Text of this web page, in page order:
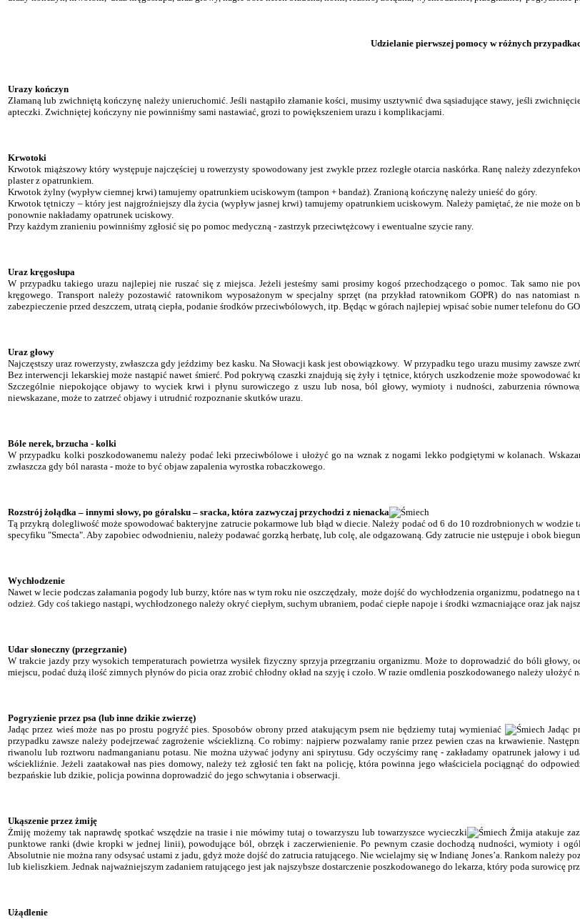
Udzielanie pierwszej pomocy w różnych
Urazy kończyn
Złamaną lub zwichniętą kończynę należy unieruchomić. Jeśli nastąpiło złamanie kości, musimy usztywnić dwa sąsiadujące stawy, jeśli
apteczki. Zwichniętej kończyny nie powinniśmy sami nastawiać, grozi to powiększeniem urazu i komplikacjami.
Krwotoki
Krwotok miąższowy który występuje najczęściej u rowerzysty spowodowany jest zwykle przez rozległe otarcia naskórka. Ranę należy
plaster z opatrunkiem.
Krwotok żylny (wypływ ciemnej krwi) tamujemy opatrunkiem uciskowym (tampon + bandaż). Zranioną kończynę należy unieść do góry.
Krwotok tętniczy – który jest najgroźniejszy dla życia (wypływ jasnej krwi) tamujemy opatrunkiem uciskowym. Należy pamiętać, że nie może
ponownie nakładamy opatrunek uciskowy.
Przy każdym zranieniu powinniśmy zgłosić się po pomoc medyczną - zastrzyk przeciwtężcowy i ewentualne szycie rany.
Uraz kręgosłupa
W przypadku takiego urazu najlepiej nie ruszać się z miejsca. Jeżeli jesteśmy sami prosimy kogoś przechodzącego o pomoc. Tak samo nie
kręgowego. Transport należy pozostawić ratownikom wyposażonym w specjalny sprzęt (na przykład ratownikom GOPR) do nas
zabezpieczenie przed deszczem, utratą ciepła, podanie środków przeciwbólowych, itp. Będąc w górach najlepiej wpisać sobie numer telefonu do
Uraz głowy
Najczęstszy uraz rowerzysty, zwłaszcza gdy jeździmy bez kasku. Na Słowacji kask jest obowiązkowy. W przypadku tego urazu musimy zawsze
Bez interwencji lekarskiej może nastąpić nawet śmierć. Pod pokrywą czaszki znajdują się żyły i tętnice, których uszkodzenie może
Szczególnie niepokojące objawy to wyciek krwi i płynu surowiczego z uszu lub nosa, ból głowy, wymioty i nudności, zaburzenia
niewskazane, może to zatrzeć objawy i utrudnić rozpoznanie skutków urazu.
Bóle nerek, brzucha - kolki
W przypadku kolki poszkodowanemu należy podać leki przeciwbólowe i ułożyć go na wznak z nogami lekko podgiętymi w kolanach.
zwłaszcza gdy ból narasta - może to być objaw zapalenia wyrostka robaczkowego.
Rozstrój żołądka – innymi słowy, po góralsku – sracka, która zazwyczaj przychodzi z nienacka
Tą przykrą dolegliwość może spowodować bakteryjne zatrucie pokarmowe lub błąd w diecie. Należy podać od 6 do 10 rozdrobnionych w
specyfiku "Smecta". Aby zapobiec odwodnieniu, należy podawać gorzką herbatę, lub colę, ale odgazowaną. Gdy zatrucie nie ustępuje i obok
Wychłodzenie
Nawet w lecie podczas załamania pogody lub burzy, które nas w tym roku nie oszczędzały, może dojść do wychłodzenia organizmu, podatnego
odzież. Gdy coś takiego nastąpi, wychłodzonego należy okryć ciepłym, suchym ubraniem, podać ciepłe napoje i środki wzmacniające oraz jak
Udar słoneczny (przegrzanie)
W trakcie jazdy przy wysokich temperaturach powietrza wysiłek fizyczny sprzyja przegrzaniu organizmu. Może to doprowadzić do bóli głowy,
miejscu, podać dużą ilość zimnych płynów do picia oraz zrobić chłodny okład na szyję i czoło. W razie omdlenia poszkodowanego należy
Pogryzienie przez psa (lub inne dzikie zwierzę)
Jadąc przez wieś może nas po prostu pogryźć pies. Sposobów obrony przed atakującym psem nie będziemy tutaj wymieniać
Jadąc
przypadku zawsze należy podejrzewać zagrożenie wścieklizną. Co robimy: najpierw pozwalamy ranie przez pewien czas na krwawienie.
riwanolu lub roztworu nadmanganianu potasu. Nie można używać jodyny ani spirytusu. Gdy oczyścimy ranę - zakładamy opatrunek jałowy i
wściekliźnie. Jeżeli zaatakował nas pies domowy, należy też zgłosić ten fakt na policję, która powinna jego właściciela pociągnąć do
bezpańskie lub dzikie, policja powinna doprowadzić do jego schwytania i obserwacji.
Ukąszenie przez żmiję
Żmiję możemy tak naprawdę spotkać wszędzie na trasie i nie mówimy tutaj o towarzyszu lub towarzyszce wycieczki
Żmija atakuje
punktowe ranki (dwie kropki w jednej linii), powodujące ból, obrzęk i zaczerwienienie. Po pewnym czasie dochodzą nudności, wymioty i
Absolutnie nie można rany odsysać ustami z jadu, gdyż może dojść do zatrucia ratującego. Nie wcielajmy się w Indianę Jones’a. Rankom należy
lub kieliszkiem. Jednak najważniejszym zadaniem ratującego jest jak najszybsze dostarczenie poszkodowanego do lekarza, który poda surowicę
Użądlenie